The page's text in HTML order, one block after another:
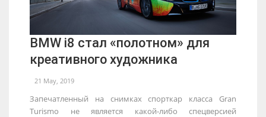
BMW i8 стал «полотном» для
креативного художника
21 May, 2019
Запечатленный на снимках спорткар класса Gran
Turismo не является какой-либо спецверсией